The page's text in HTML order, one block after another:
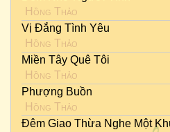
Hồng Thảo
Vị Đắng Tình Yêu
Hồng Thảo
Miền Tây Quê Tôi
Hồng Thảo
Phượng Buồn
Hồng Thảo
Đêm Giao Thừa Nghe Một